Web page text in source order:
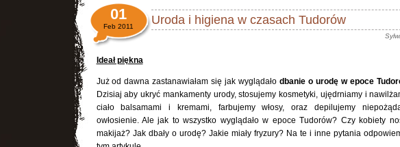
Uroda i higiena w czasach Tudorów
01
Feb 2011
Ideał piękna
Już od dawna zastanawiałam się jak wyglądało dbanie o urodę w epoce
Dzisiaj aby ukryć mankamenty urody, stosujemy kosmetyki, ujędrniamy i
ciało balsamami i kremami, farbujemy włosy, oraz depilujemy
owłosienie. Ale jak to wszystko wyglądało w epoce Tudorów? Czy kobiety
makijaż? Jak dbały o urodę? Jakie miały fryzury? Na te i inne pytania